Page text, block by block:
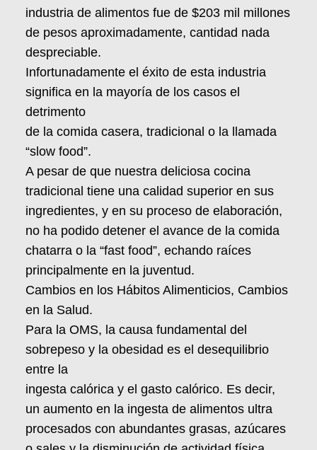
industria de alimentos fue de $203 mil millones
de pesos aproximadamente, cantidad nada
despreciable.
Infortunadamente el éxito de esta industria
significa en la mayoría de los casos el
detrimento
de la comida casera, tradicional o la llamada
“slow food”.
A pesar de que nuestra deliciosa cocina
tradicional tiene una calidad superior en sus
ingredientes, y en su proceso de elaboración,
no ha podido detener el avance de la comida
chatarra o la “fast food”, echando raíces
principalmente en la juventud.
Cambios en los Hábitos Alimenticios, Cambios
en la Salud.
Para la OMS, la causa fundamental del
sobrepeso y la obesidad es el desequilibrio
entre la
ingesta calórica y el gasto calórico. Es decir,
un aumento en la ingesta de alimentos ultra
procesados con abundantes grasas, azúcares